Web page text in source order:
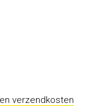
verzendkosten